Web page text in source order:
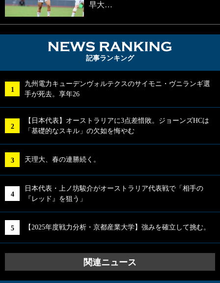
早大…
記事ランキング
九州電力キューデンヴォルテクスのサイモニ・ヴニランギ選
手が死去。享年26
【日本代表】オーストラリアに3点差惜敗。ジョーンズHCは
「基礎的なスキル」の欠如を悔やむ
天理大、春の連勝続く。
日本代表・上ノ坊駿介がオーストラリア代表戦で「相手の
『レッド』を狙う」
【2025年度戦力分析・京都産業大学】強みを確立して挑む。
関連ニュース